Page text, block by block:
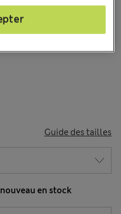
de douanes
Guide des tailles
en stock